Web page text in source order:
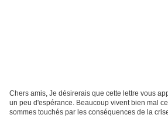
Chers amis, Je désirerais que cette lettre vous
un peu d'espérance. Beaucoup vivent bien mal
sommes touchés par les conséquences de la